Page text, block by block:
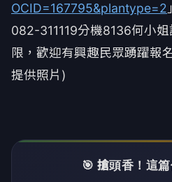
OCID=167795&plantype=2
082-311119分機8136何小
限，歡迎有興趣民眾踴躍報
提供照片)
🎯 搶頭香！這